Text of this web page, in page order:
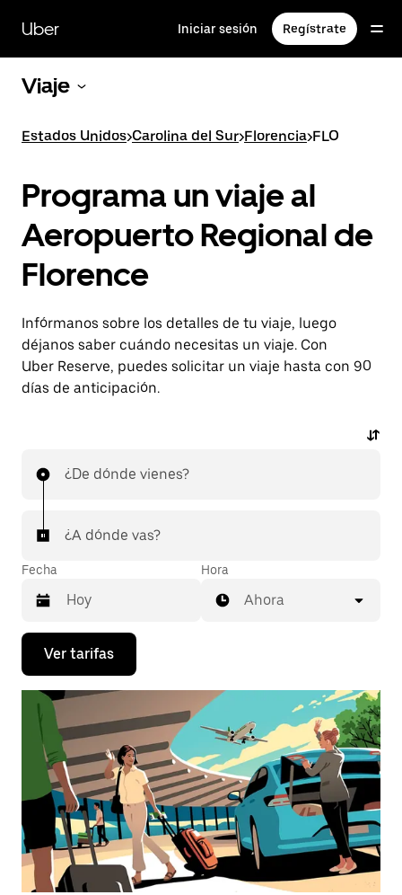
contenido
principal
Uber Iniciar sesión Regístrate
Viaje
Estados Unidos>Carolina del Sur>Florencia>FLO
Programa un viaje al
Aeropuerto Regional de
Florence
Infórmanos sobre los detalles de tu viaje, luego
déjanos saber cuándo necesitas un viaje. Con
Uber Reserve, puedes solicitar un viaje hasta con 90
días de anticipación.
¿De dónde vienes?
¿A dónde vas?
Fecha
Presiona
flecha
hacia
abajo
para
interactuar
con
calendario
y
selecciona
una
fecha.
Presiona
la
Hora
Ahora
Ver tarifas